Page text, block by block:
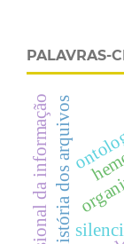
PALAVRAS-
história dos arquivos
profissional da informação